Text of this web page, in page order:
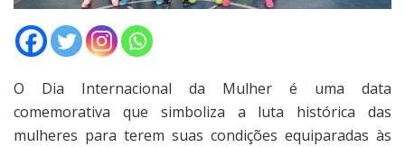
O Dia Internacional da Mulher é uma data
comemorativa que simboliza a luta histórica das
mulheres para terem suas condições equiparadas às